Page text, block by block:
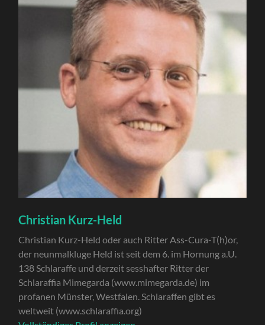
Christian Kurz-Held
Christian Kurz-Held oder auch Ritter Ass-Cura-T(h)or,
der neunmalkluge Held ist seit dem 6. im Hornung a.U.
138 Schlaraffe und derzeit sesshafter Ritter der
Schlaraffia Mimegarda (www.mimegarda.de) im
profanen Münster, Westfalen. Schlaraffen gibt es
weltweit (www.schlaraffia.org)